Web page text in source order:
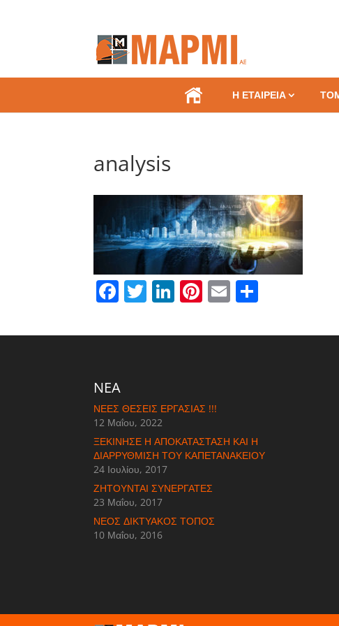
. Η ΕΤΑΙΡΕΙΑ
analysis
Facebook
Twitter
LinkedIn
Pinterest
Email
NEA
ΝΈΕΣ ΘΈΣΕΙΣ ΕΡΓΑΣΊΑΣ !!!
12 Μαΐου, 2022
ΞΕΚΊΝΗΣΕ Η ΑΠΟΚΑΤΆΣΤΑΣΗ ΚΑΙ Η
ΔΙΑΡΡΎΘΜΙΣΗ ΤΟΥ ΚΑΠΕΤΑΝΆΚΕΙΟΥ
24 Ιουλίου, 2017
ΖΗΤΟΎΝΤΑΙ ΣΥΝΕΡΓΆΤΕΣ
23 Μαΐου, 2017
ΝΈΟΣ ΔΙΚΤΥΑΚΌΣ ΤΌΠΟΣ
10 Μαΐου, 2016